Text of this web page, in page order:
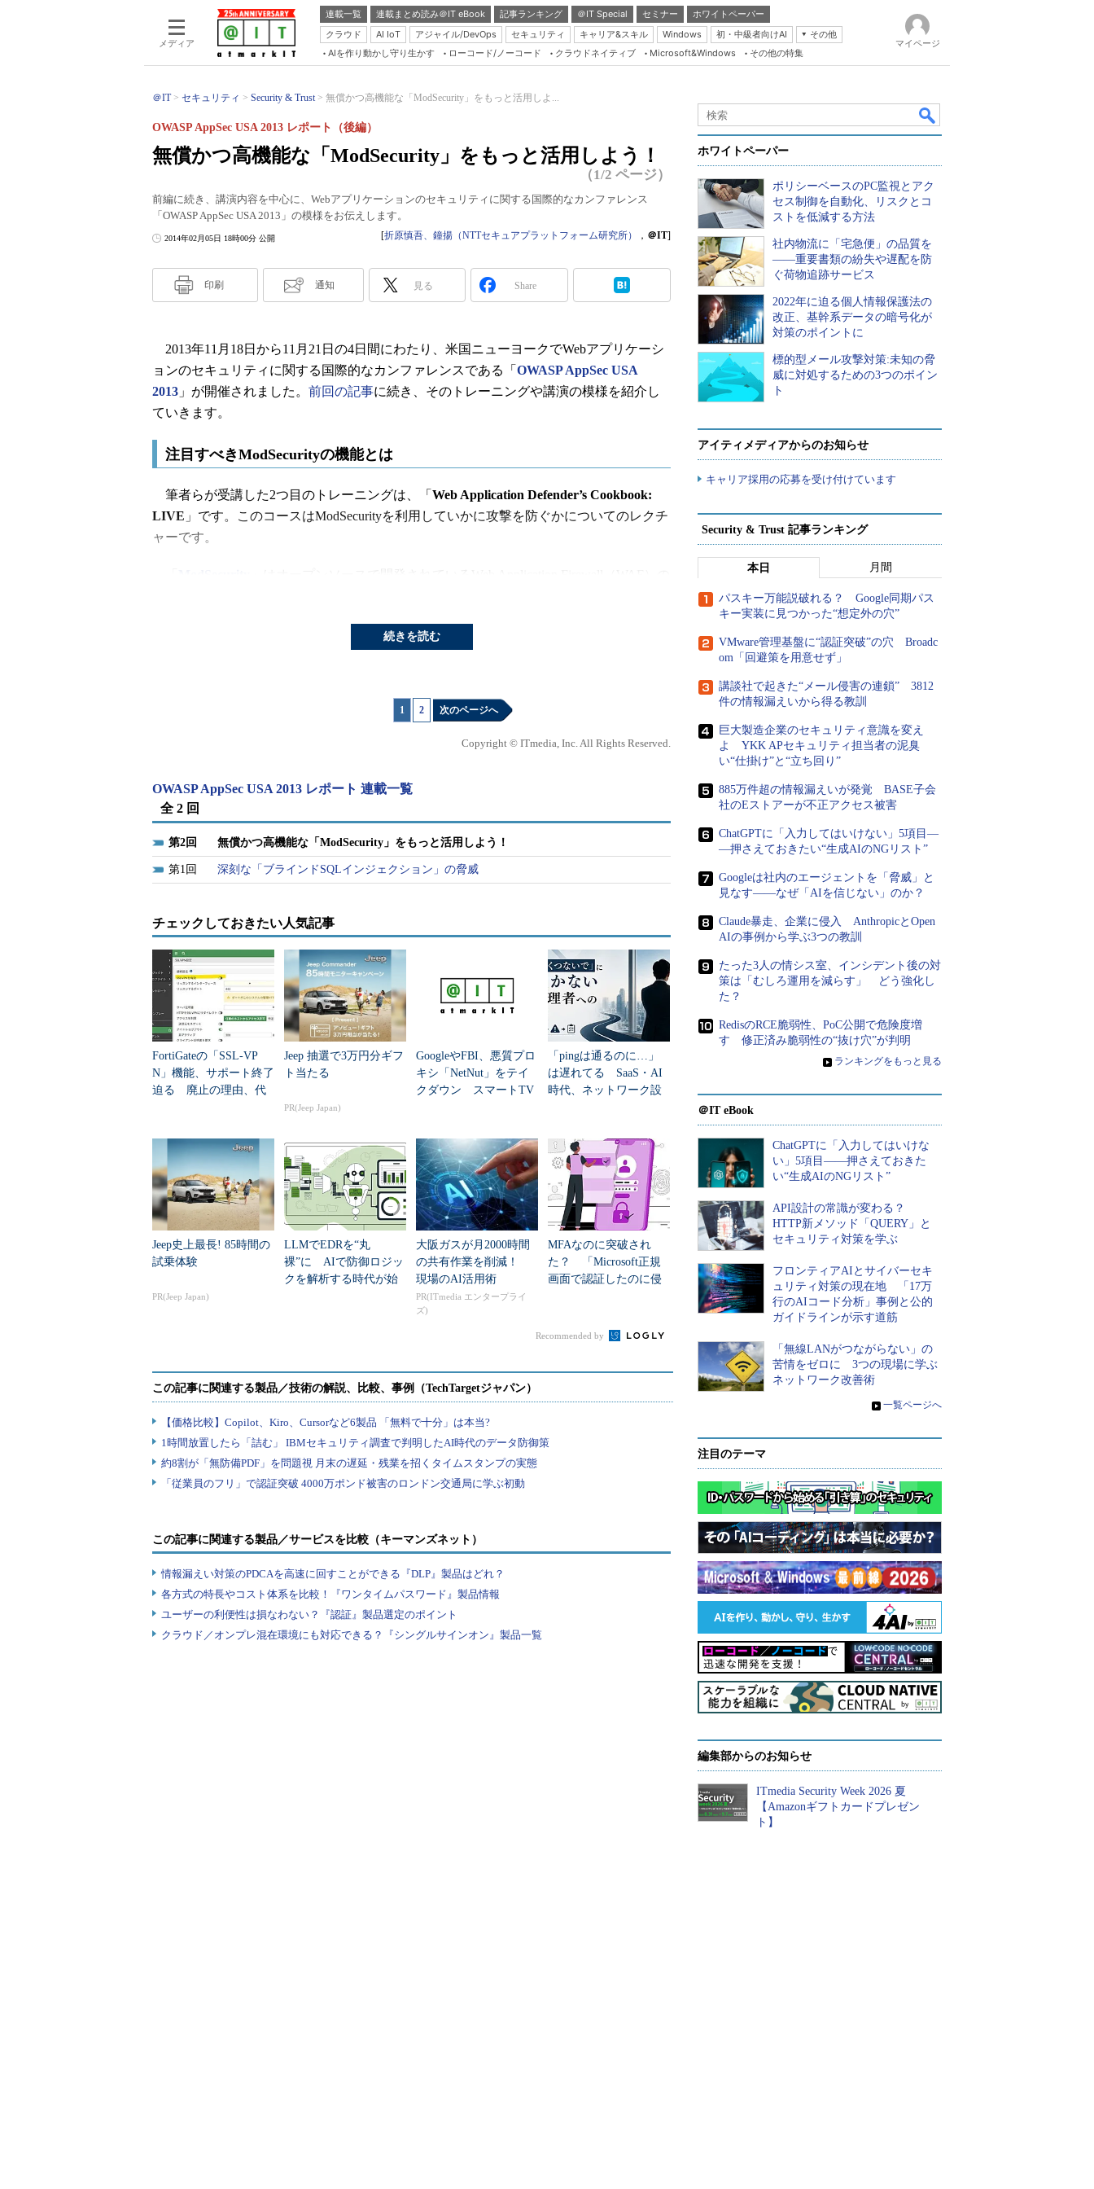
メディア
連載一覧 連載まとめ読み＠IT eBook 記事ランキング ＠IT Special セミナー
ホワイトペーパー
クラウド
AI IoT アジャイル/DevOps セキュリティ キャリア&スキル Windows 初・中級者向けAI
その他
Server & Storage
Java Agile
Database Expert
Master of IP Network
Security & Trust
Test & Tools
ブログ
AIを作り動かし守り生かす ローコード/ノーコード クラウドネイティブ Microsoft&Windows その他の特集
マイページ
＠IT セキュリティ Security & Trust 無償かつ高機能な「ModSecurity」をもっと活用しよ...
無償かつ高機能な「ModSecurity」をもっと活用しよう！
OWASP AppSec USA 2013 レポート（後編）
（1/2 ページ）
前編に続き、講演内容を中心に、Webアプリケーションのセキュリティに関する国際的なカンファレンス
「OWASP AppSec USA 2013」の模様をお伝えします。
2014年02月05日 18時00分 公開 [折原慎吾、鐘揚（NTTセキュアプラットフォーム研究所） ， ＠IT]
印刷 通知 見る Share
2013年11月18日から11月21日の4日間にわたり、米国ニューヨークでWebアプリケーシ
ョンのセキュリティに関する国際的なカンファレンスである「 OWASP AppSec USA
2013 」が開催されました。 前回の記事に続き、そのトレーニングや講演の模様を紹介し
ていきます。
注目すべきModSecurityの機能とは
筆者らが受講した2つ目のトレーニングは、「 Web Application Defender’s Cookbook:
LIVE 」です。このコースはModSecurityを利用していかに攻撃を防ぐかについてのレクチ
ャーです。
ModSecurityでは、攻撃を検知するための基本的なルールセットが準備されており、
ョンをインストールした仮想マシン、「 OWASP Broken Web Applications
た。
講師は2012年に出版された「Application Defender's Cookbook: Battling Hackers and
Protecting Users」の著者でもある、トラストウェイブのライアン・バーネット氏で、トレ
ModSecurityは前述の通りオープンソースとして開発されてきており、ユーザーからの
フィードバックが直接開発者に届きやすいこともあって、WAF製品の中でも機能が充実
している部類に入ります。また、無償であるため、セキュリティ対策にコストを掛けに
くい中小企業や個人にとっては導入しやすいといえます。
しかし、日本語の文献が少ないこと、また、高機能であるが故に攻撃を検知するルー
ルが複雑でメンテナンスにはスキルを要することから、特に国内のユーザーにとっては
導入のハードルが高いように思えます。
WAFとしての基本的な機能については、IPAの「
ととして、ここでは、比較的新しい機能として3つの機能をピックアップして紹介したい
と思います。
Real-time Application Profilingを利用したアノマリ検知
この機能は、サーバーへのリクエストに含まれるパラメーターの値を学習しておき、
通常パラメーターが取るべき値と異なる値が来た場合、アラートを上げる機能です。
例えば、以下のようなパラメーター「id」を受け取るWebアプリケーションがあったと
Real-time Application Profilingでは、まず通常のアクセスパターンを学習する必要があり
ます。ここでは例として、以下のようなアクセスを通常のものとして学習させたとしま
す。
http://localhost/index.php?id=0001
……
これにより、ModSecurityは「idの正常な文字列長は4であること」を学習します。この
状態で、このアプリケーションに対して
http ://localhost/index.php?id=<script>alert(1);</script>
続きを読む
1 2 次のページへ
Copyright © ITmedia, Inc. All Rights Reserved.
OWASP AppSec USA 2013 レポート 連載一覧
全 2 回
2 無償かつ高機能な「ModSecurity」をもっと活用しよう！
1 深刻な「ブラインドSQLインジェクション」の脅威
チェックしておきたい人気記事
FortiGateの「SSL-VP
N」機能、サポート終了
迫る 廃止の理由、代
Jeep 抽選で3万円分ギフ
ト当たる
PR(Jeep Japan)
GoogleやFBI、悪質プロ
キシ「NetNut」をテイ
クダウン スマートTV
「pingは通るのに…」
は遅れてる SaaS・AI
時代、ネットワーク設
Jeep史上最長! 85時間の
試乗体験
PR(Jeep Japan)
LLMでEDRを“丸
裸”に AIで防御ロジッ
クを解析する時代が始
大阪ガスが月2000時間
の共有作業を削減！
現場のAI活用術
PR(ITmedia エンタープライ
ズ)
MFAなのに突破され
た？ 「Microsoft正規
画面で認証したのに侵
Recommended by
この記事に関連する製品／サービスを比較（キーマンズネット）
情報漏えい対策のPDCAを高速に回すことができる『DLP』製品はどれ？
各方式の特長やコスト体系を比較！『ワンタイムパスワード』製品情報
ユーザーの利便性は損なわない？『認証』製品選定のポイント
クラウド／オンプレ混在環境にも対応できる？『シングルサインオン』製品一覧
ホワイトペーパー
ポリシーベースのPC監視とアク
セス制御を自動化、リスクとコ
ストを低減する方法
社内物流に「宅急便」の品質を
――重要書類の紛失や遅配を防
ぐ荷物追跡サービス
2022年に迫る個人情報保護法の
改正、基幹系データの暗号化が
対策のポイントに
標的型メール攻撃対策:未知の脅
威に対処するための3つのポイン
ト
アイティメディアからのお知らせ
キャリア採用の応募を受け付けています
Security & Trust 記事ランキング
本日 月間
パスキー万能説破れる？ Google同期パス
キー実装に見つかった“想定外の穴”
VMware管理基盤に“認証突破”の穴 Broadc
om「回避策を用意せず」
講談社で起きた“メール侵害の連鎖” 3812
件の情報漏えいから得る教訓
巨大製造企業のセキュリティ意識を変え
よ YKK APセキュリティ担当者の泥臭
い“仕掛け”と“立ち回り”
885万件超の情報漏えいが発覚 BASE子会
社のEストアーが不正アクセス被害
ChatGPTに「入力してはいけない」5項目―
―押さえておきたい“生成AIのNGリスト”
Googleは社内のエージェントを「脅威」と
見なす――なぜ「AIを信じない」のか？
Claude暴走、企業に侵入 AnthropicとOpen
AIの事例から学ぶ3つの教訓
たった3人の情シス室、インシデント後の対
策は「むしろ運用を減らす」 どう強化し
た？
RedisのRCE脆弱性、PoC公開で危険度増
す 修正済み脆弱性の“抜け穴”が判明
» ランキングをもっと見る
＠IT eBook
ChatGPTに「入力してはいけな
い」5項目――押さえておきた
い“生成AIのNGリスト”
API設計の常識が変わる？
HTTP新メソッド「QUERY」と
セキュリティ対策を学ぶ
フロンティアAIとサイバーセキ
ュリティ対策の現在地 「17万
行のAIコード分析」事例と公的
ガイドラインが示す道筋
「無線LANがつながらない」の
苦情をゼロに 3つの現場に学ぶ
ネットワーク改善術
» 一覧ページへ
注目のテーマ
編集部からのお知らせ
ITmedia Security Week 2026 夏
【Amazonギフトカードプレゼン
ト】